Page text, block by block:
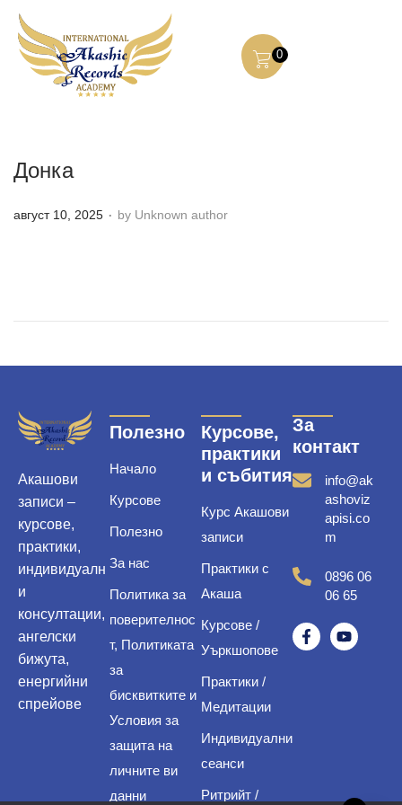
0
Донка
P
o
август 10, 2025 . by Unknown author
Акашови
записи –
курсове,
практики,
индивидуалн
и
консултации,
ангелски
бижута,
енергийни
спрейове
Полезно
Начало
Курсове
Полезно
За нас
Политика за
поверителнос
т, Политиката
за
бисквитките и
Условия за
защита на
личните ви
данни
Курсове,
практики
и събития
Курс Акашови
записи
Практики с
Акаша
Курсове /
Уъркшопове
Практики /
Медитации
Индивидуални
сеанси
Ритрийт /
За
контакт
info@ak
ashoviz
apisi.co
m
0896 06
06 65